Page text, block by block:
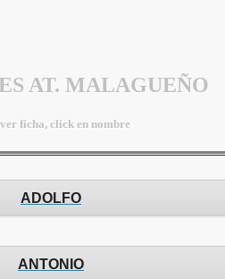
AT. MALAGUEÑO
ficha, click en nombre
ADOLFO
ANTONIO